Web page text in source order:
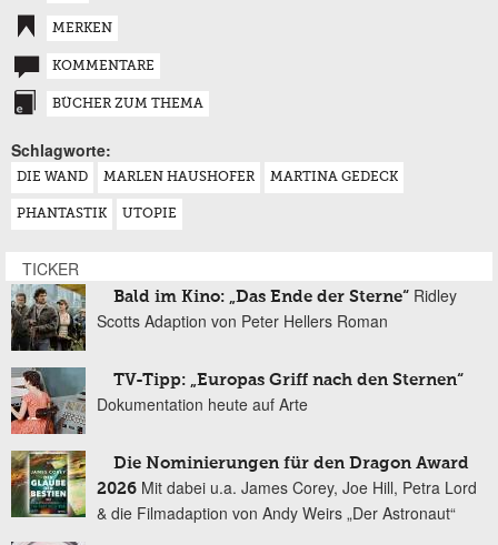
MERKEN
KOMMENTARE
BÜCHER ZUM THEMA
Schlagworte:
DIE WAND MARLEN HAUSHOFER MARTINA GEDECK
PHANTASTIK UTOPIE
TICKER
Bald im Kino: „Das Ende der Sterne“ Ridley
Scotts Adaption von Peter Hellers Roman
TV-Tipp: „Europas Griff nach den Sternen“
Dokumentation heute auf Arte
Die Nominierungen für den Dragon Award
2026 Mit dabei u.a. James Corey, Joe Hill, Petra Lord
& die Filmadaption von Andy Weirs „Der Astronaut“